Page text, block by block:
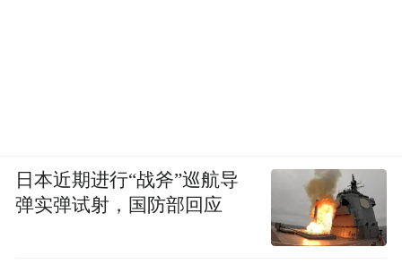
日本近期进行“战斧”巡航导
弹实弹试射，国防部回应